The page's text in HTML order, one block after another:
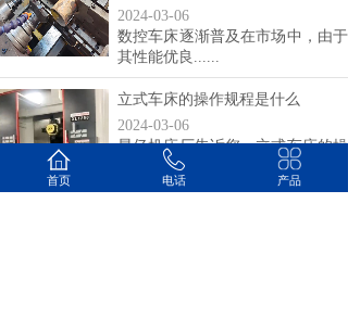
2024-03-06
数控车床逐渐普及在市场中，由于
其性能优良......
立式车床的操作规程是什么
2024-03-06
星亿机床厂告诉您，立式车床的操
作规程是什......
首页 电话 产品